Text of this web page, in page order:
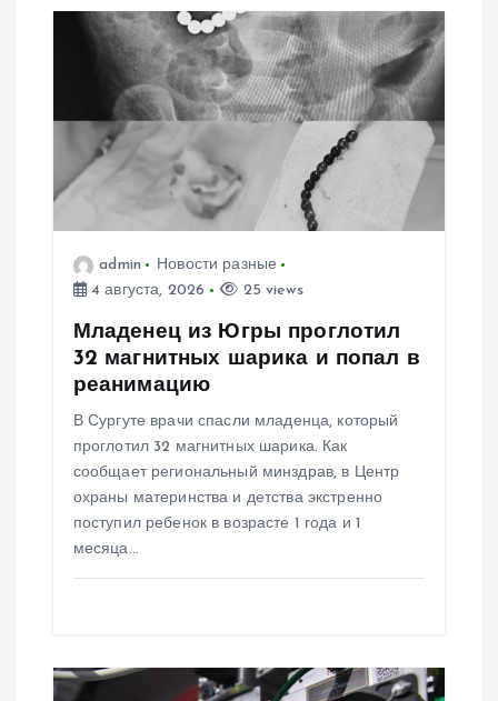
п
з
admin
Новости разные
4 августа, 2026
25 views
Младенец из Югры проглотил
32 магнитных шарика и попал в
реанимацию
В Сургуте врачи спасли младенца, который
проглотил 32 магнитных шарика. Как
сообщает региональный минздрав, в Центр
охраны материнства и детства экстренно
поступил ребенок в возрасте 1 года и 1
месяца…